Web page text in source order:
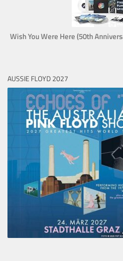
Wish You Were Here (50th
AUSSIE FLOYD 2027